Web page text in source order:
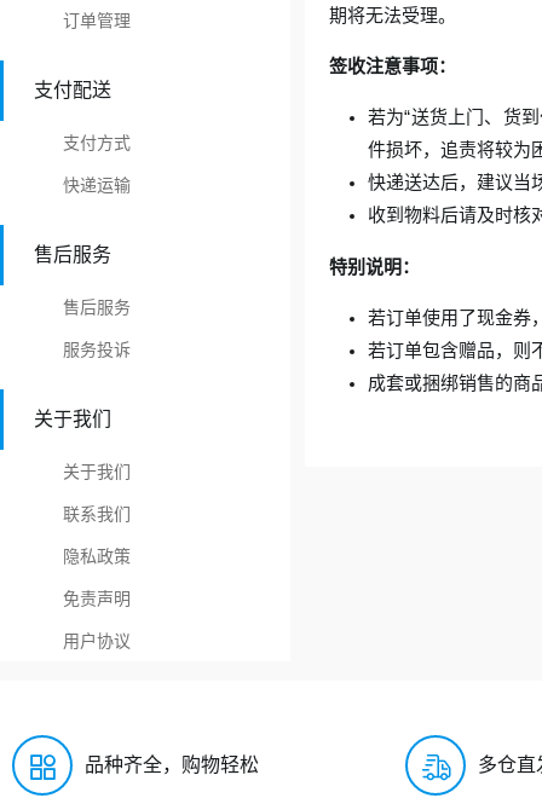
订单管理
支付配送
支付方式
快递运输
售后服务
售后服务
服务投诉
关于我们
关于我们
联系我们
隐私政策
免责声明
用户协议
期将无法受理。
签收注意事项：
若为“送货上门、货
件损坏，追责将较为
快递送达后，建议当
收到物料后请及时核
特别说明：
若订单使用了现金券
若订单包含赠品，则
成套或捆绑销售的商
品种齐全，购物轻松 多仓直